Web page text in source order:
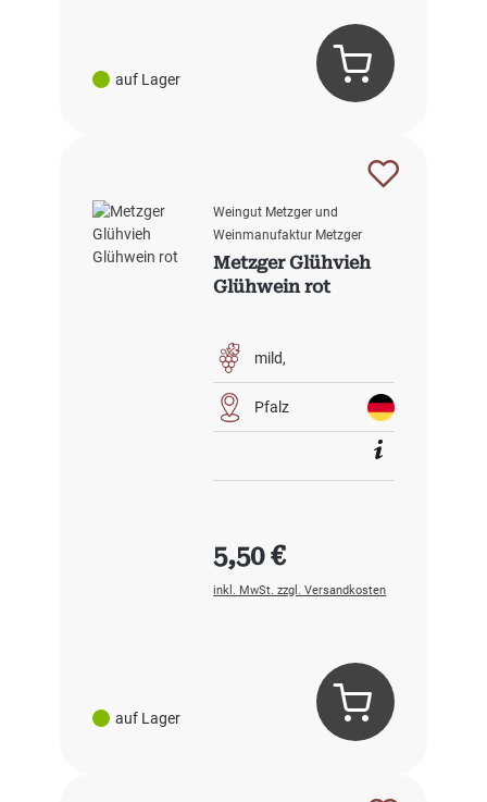
auf Lager
auf Lager
Weingut Metzger und
Weinmanufaktur Metzger
Metzger Glühvieh
Glühwein rot
mild
Pfalz
Regulärer Preis:
5,50 €
inkl. MwSt. zzgl. Versandkosten